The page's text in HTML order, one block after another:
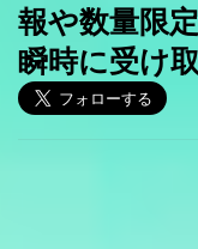
報や数量限
瞬時に受け